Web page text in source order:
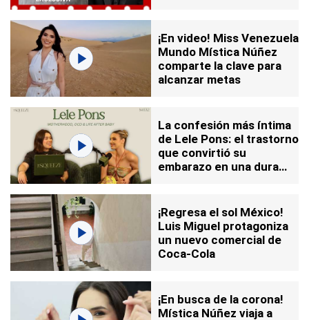
¡En video! Miss Venezuela
Mundo Mística Núñez
comparte la clave para
alcanzar metas
La confesión más íntima
de Lele Pons: el trastorno
que convirtió su
embarazo en una dura
¡Regresa el sol México!
Luis Miguel protagoniza
un nuevo comercial de
Coca-Cola
¡En busca de la corona!
Mística Núñez viaja a